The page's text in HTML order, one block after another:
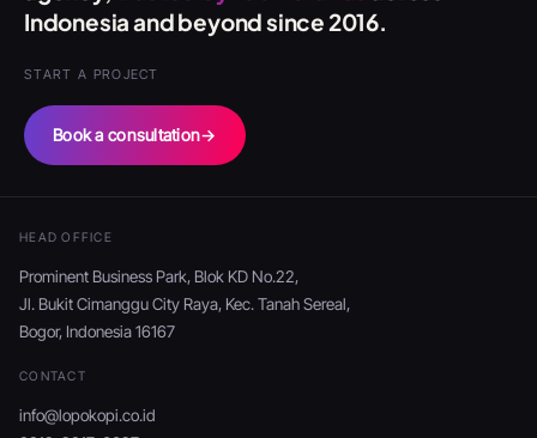
Indonesia and beyond since 2016.
START A PROJECT
Book a consultation→
HEAD OFFICE
Prominent Business Park, Blok KD No.22,
Jl. Bukit Cimanggu City Raya, Kec. Tanah Sereal,
Bogor, Indonesia 16167
CONTACT
info@lopokopi.co.id